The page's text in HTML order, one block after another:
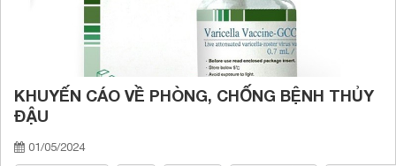
KHUYẾN CÁO VỀ PHÒNG, CHỐNG BỆNH THỦY
ĐẬU
01/05/2024